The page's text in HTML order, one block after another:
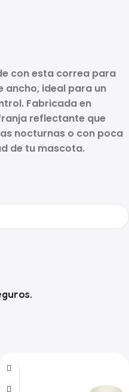
con esta correa para
ancho, ideal para un
Fabricada en
reflectante que
nocturnas o con poca
de tu mascota.